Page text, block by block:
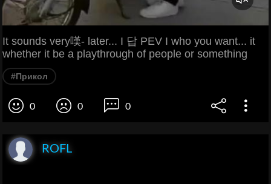
It sounds very嘆- later... I 답 PEV I who you want... it
whether it be a playthrough of people or something
#Прикол
0 0 0
ROFL